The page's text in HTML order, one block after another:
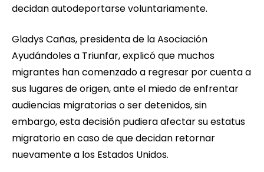
decidan autodeportarse voluntariamente.
Gladys Cañas, presidenta de la Asociación
Ayudándoles a Triunfar, explicó que muchos
migrantes han comenzado a regresar por cuenta a
sus lugares de origen, ante el miedo de enfrentar
audiencias migratorias o ser detenidos, sin
embargo, esta decisión pudiera afectar su estatus
migratorio en caso de que decidan retornar
nuevamente a los Estados Unidos.